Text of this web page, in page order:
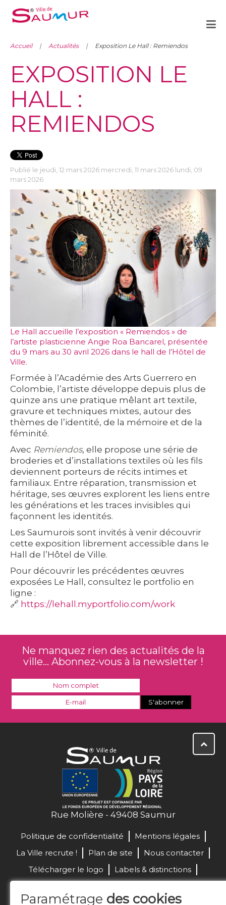
Accueil Actualités Exposition Le Hall : Remiendos
EXPOSITION LE
HALL :
REMIENDOS
Publié le jeudi, 12 mars 2026 mercredi, 11 mars 2026 lundi, 09
mars 2026
Le Hall accueille l’exposition « Remiendos » de
l’artiste plasticienne Angie Roa Bancarel, présentée
du 9 mars au 30 avril 2026 dans le hall de l’Hôtel de
Ville.
Formée à l’Académie des Arts Guerrero en
Colombie, l’artiste développe depuis plus de
quinze ans une pratique mêlant art textile,
gravure et techniques mixtes, autour des
thèmes de l’identité, de la mémoire et de la
féminité.
Avec Remiendos, elle propose une série de
broderies et d’installations textiles où les fils
deviennent porteurs de récits intimes et
familiaux. Entre réparation, transmission et
héritage, ses œuvres explorent les liens entre
les générations et les traces invisibles qui
façonnent les identités.
Les Saumurois sont invités à venir découvrir
cette exposition librement accessible dans le
Hall de l’Hôtel de Ville.
Pour découvrir les précédentes œuvres
exposées Le Hall, consultez le portfolio en
ligne :
🔗 https://lehall.myportfolio.com/work
Paramétrage des cookies
Ne manquez rien des actualités de la
ville... Abonnez-vous à la newsletter !
Rue Molière - 49408 Saumur
Politique de confidentialité
Mentions légales
La Ville recrute !
Plan de site
Nous contacter
Télécharger le logo
Labels & distinctions